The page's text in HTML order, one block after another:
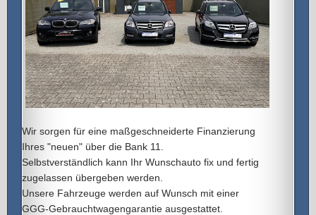
Wir sorgen für eine maßgeschneiderte Finanzierung
Ihres "neuen" über die Bank 11.
Selbstverständlich kann Ihr Wunschauto fix und fertig
zugelassen übergeben werden.
Unsere Fahrzeuge werden auf Wunsch mit einer
GGG-Gebrauchtwagengarantie ausgestattet.